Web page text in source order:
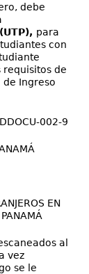
debe
para
con
de
de Ingreso
002-9
EN
al
vez
se le